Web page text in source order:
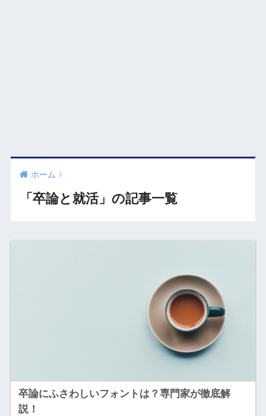
ホーム
「卒論と就活」の記事一覧
卒論にふさわしいフォントは？専門家が徹底解
説！